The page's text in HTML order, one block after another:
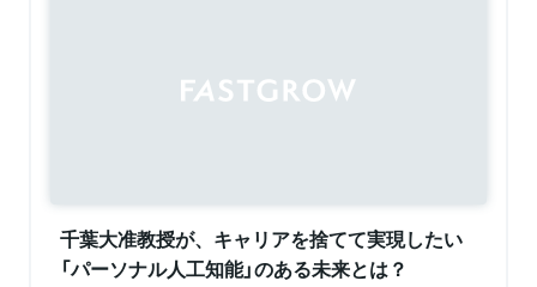
千葉大准教授が、キャリアを捨てて実現したい
「パーソナル人工知能」のある未来とは？